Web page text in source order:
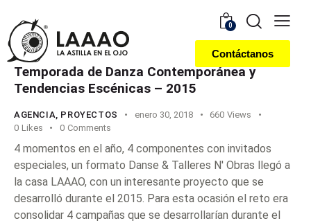
0
Contáctanos
Temporada de Danza Contemporánea y
Tendencias Escénicas – 2015
AGENCIA PROYECTOS enero 30, 2018 660 Views
0 Likes 0 Comments
4 momentos en el año, 4 componentes con invitados
especiales, un formato Danse & Talleres N' Obras llegó a
la casa LAAAO, con un interesante proyecto que se
desarrolló durante el 2015. Para esta ocasión el reto era
consolidar 4 campañas que se desarrollarían durante el